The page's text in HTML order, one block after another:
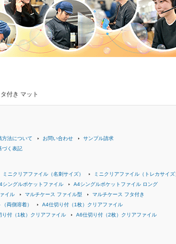
付き マット
方法について お問い合わせ
サンプル請求
づく表記
ミニクリアファイル（名刺サイズ）
ミニクリアファイル（トレカサイズ
シングルポケットファイル
A4シングルポケットファイル ロング
イル マルチケース ファイル型
マルチケース フタ付き
両側溶着）
A4仕切り付（1枚）クリアファイル
り付（1枚）クリアファイル
A6仕切り付（2枚）クリアファイル